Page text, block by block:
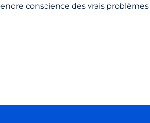
conscience des vrais problèmes